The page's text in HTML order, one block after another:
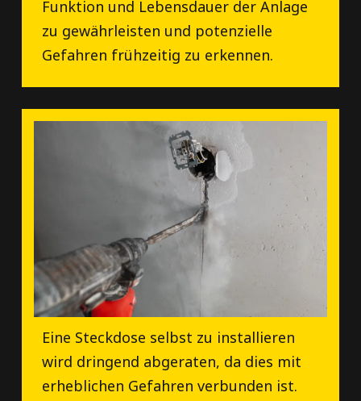
Funktion und Lebensdauer der Anlage
zu gewährleisten und potenzielle
Gefahren frühzeitig zu erkennen.
Eine Steckdose selbst zu installieren
wird dringend abgeraten, da dies mit
erheblichen Gefahren verbunden ist.